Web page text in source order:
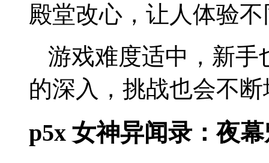
殿堂改心，让人体验
游戏难度适中，新手
的深入，挑战也会不
p5x 女神异闻录：夜